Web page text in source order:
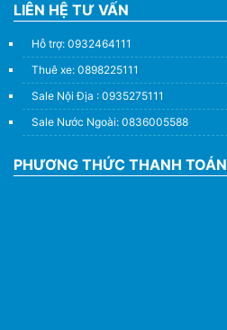
LIÊN HỆ TƯ VẤN
Hỗ trợ: 0932464111
Thuê xe: 0898225111
Sale Nội Địa : 0935275111
Sale Nước Ngoài: 0836005588
PHƯƠNG THỨC THANH TOÁN